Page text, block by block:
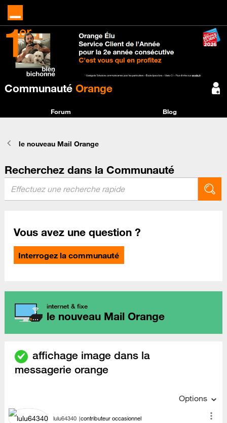
Communauté Orange
Forum Blog
le nouveau Mail Orange
Recherchez dans la Communauté
Vous avez une question ?
Interrogez la communauté
internet & fixe
le nouveau Mail Orange
affichage image dans la
messagerie orange
Options
lulu64340 contributeur occasionnel